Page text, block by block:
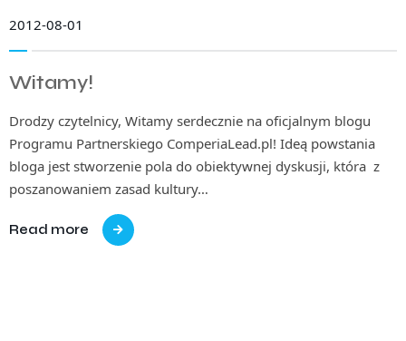
2012-08-01
Witamy!
Drodzy czytelnicy, Witamy serdecznie na oficjalnym blogu
Programu Partnerskiego ComperiaLead.pl! Ideą powstania
bloga jest stworzenie pola do obiektywnej dyskusji, która z
poszanowaniem zasad kultury…
Read more